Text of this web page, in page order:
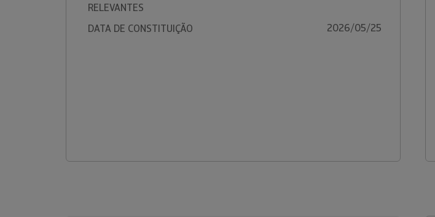
RELEVANTES
DATA DE CONSTITUIÇÃO 2026/05/25